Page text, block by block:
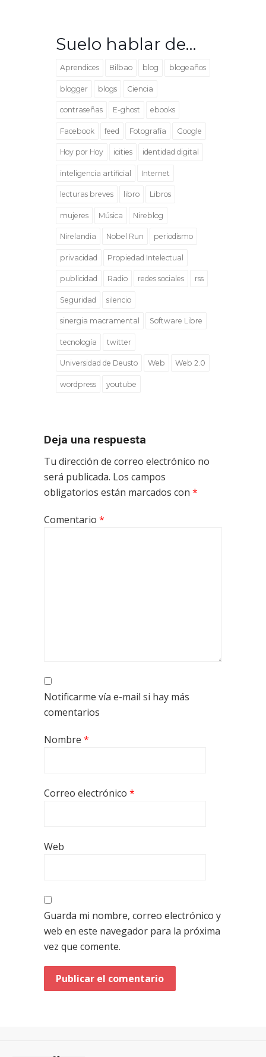
Suelo hablar de…
Aprendices Bilbao blog blogeaños
blogger blogs Ciencia
contraseñas E-ghost ebooks
Facebook feed Fotografía Google
Hoy por Hoy icities identidad digital
inteligencia artificial Internet
lecturas breves libro Libros
mujeres Música Nireblog
Nirelandia Nobel Run periodismo
privacidad Propiedad Intelectual
publicidad Radio redes sociales rss
Seguridad silencio
sinergia macramental Software Libre
tecnología twitter
Universidad de Deusto Web Web 2.0
wordpress youtube
Deja una respuesta
Tu dirección de correo electrónico no
será publicada. Los campos
obligatorios están marcados con *
Comentario *
Notificarme vía e-mail si hay más
comentarios
Nombre *
Correo electrónico *
Web
Guarda mi nombre, correo electrónico y
web en este navegador para la próxima
vez que comente.